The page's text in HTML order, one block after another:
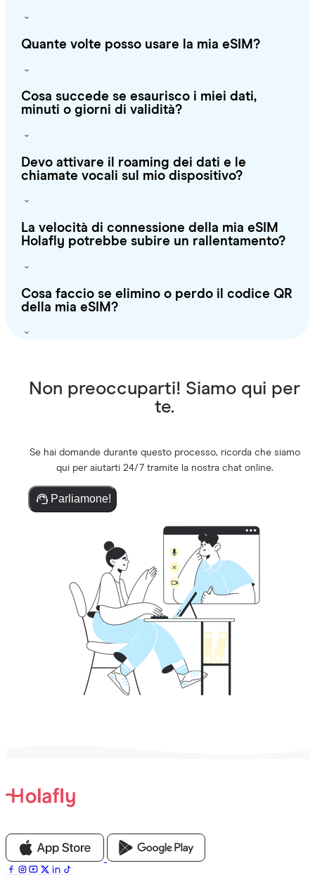
Quante volte posso usare la mia eSIM?
Cosa succede se esaurisco i miei dati,
minuti o giorni di validità?
Devo attivare il roaming dei dati e le
chiamate vocali sul mio dispositivo?
La velocità di connessione della mia eSIM
Holafly potrebbe subire un rallentamento?
Cosa faccio se elimino o perdo il codice QR
della mia eSIM?
Non preoccuparti! Siamo qui per
te.
Se hai domande durante questo processo, ricorda che siamo
qui per aiutarti 24/7 tramite la nostra chat online.
Parliamone!